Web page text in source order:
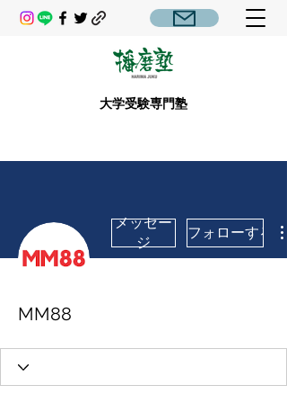
大学受験専門塾
メッセー
ジ
フォローする
MM88